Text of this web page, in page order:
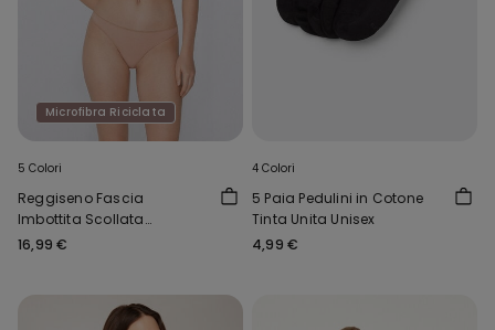
Microfibra Riciclata
5 Colori
Reggiseno Fascia
Imbottita Scollata
Microfibra Riciclata
16,99 €
4 Colori
5 Paia Pedulini in Cotone
Tinta Unita Unisex
4,99 €